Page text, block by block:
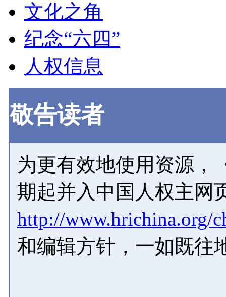
文化之角
纪念“六四”
人权信息
敬告读者
为更有效地使用资源，
期起并入中国人权主网
http://www.hrichina.org/
和编辑方针，一如既往